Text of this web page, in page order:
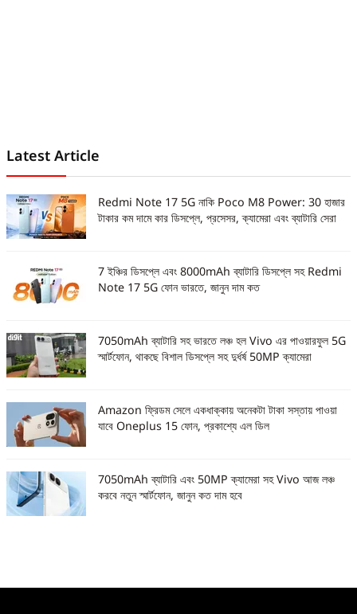
Latest Article
Redmi Note 17 5G নাকি Poco M8 Power: 30 হাজার
টাকার কম দামে কার ডিসপ্লে, প্রসেসর, ক্যামেরা এবং ব্যাটারি সেরা
7 ইঞ্চির ডিসপ্লে এবং 8000mAh ব্যাটারি ডিসপ্লে সহ Redmi
Note 17 5G ফোন ভারতে, জানুন দাম কত
7050mAh ব্যাটারি সহ ভারতে লঞ্চ হল Vivo এর পাওয়ারফুল 5G
স্মার্টফোন, থাকছে বিশাল ডিসপ্লে সহ দুর্ধর্ষ 50MP ক্যামেরা
Amazon ফ্রিডম সেলে একধাক্কায় অনেকটা টাকা সস্তায় পাওয়া
যাবে Oneplus 15 ফোন, প্রকাশ্যে এল ডিল
7050mAh ব্যাটারি এবং 50MP ক্যামেরা সহ Vivo আজ লঞ্চ
করবে নতুন স্মার্টফোন, জানুন কত দাম হবে